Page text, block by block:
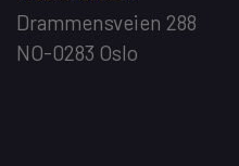
Drammensveien 288
NO-0283 Oslo